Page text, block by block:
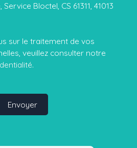
Bloctel, CS 61311, 41013
sur le traitement de vos
veuillez consulter notre
.
Envoyer